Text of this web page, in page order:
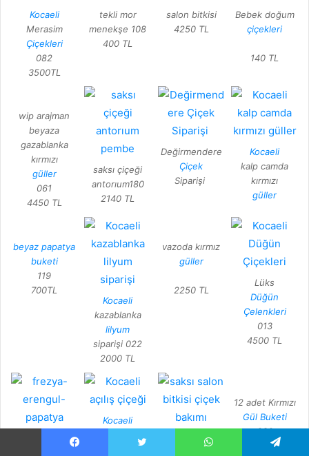
Kocaeli
Merasim
Çiçekleri
082
3500TL
tekli mor
menekşe 108
400 TL
salon bitkisi
4250 TL
Bebek doğum
çiçekleri
140 TL
wip arajman
beyaza
gazablanka
kırmızı
güller
061
4450 TL
saksı çiçeği
antorıum180
2140 TL
Değirmendere
Çiçek
Siparişi
Kocaeli
kalp camda
kırmızı
güller
beyaz papatya
buketi
119
700TL
Kocaeli
kazablanka
lilyum
siparişi 022
2000 TL
vazoda kırmız
güller
2250 TL
Lüks
Düğün
Çelenkleri
013
4500 TL
Kocaeli
saksı salon
12 adet Kırmızı
Gül Buketi
030
120 TL